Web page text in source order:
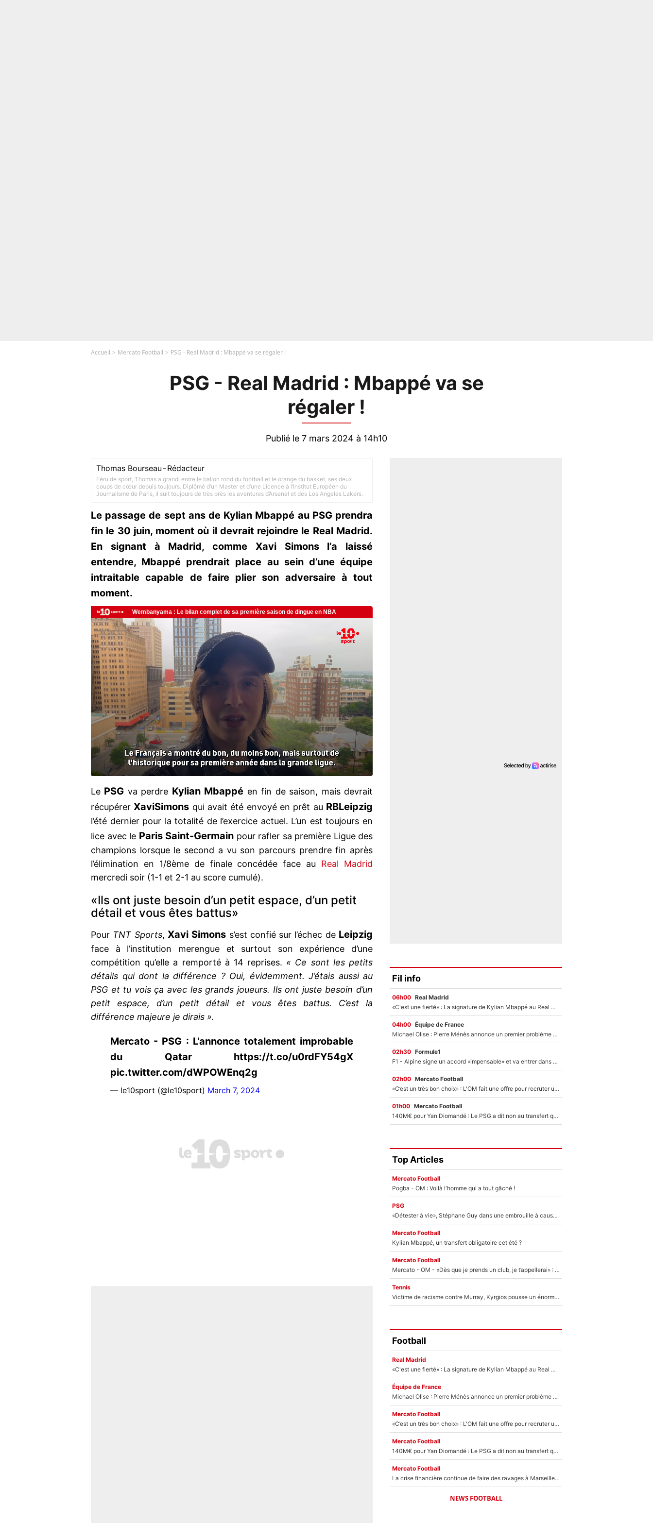
Accueil Mercato Football PSG - Real Madrid : Mbappé va se régaler !
PSG - Real Madrid : Mbappé va se
régaler !
Publié le 7 mars 2024 à 14h10
Thomas Bourseau -Rédacteur
Féru de sport, Thomas a grandi entre le ballon rond du football et le orange du basket, ses deux
coups de cœur depuis toujours. Diplômé d’un Master et d’une Licence à l’Institut Européen du
Journalisme de Paris, il suit toujours de très près les aventures d’Arsenal et des Los Angeles Lakers.
Le passage de sept ans de Kylian Mbappé au PSG prendra
fin le 30 juin, moment où il devrait rejoindre le Real Madrid.
En signant à Madrid, comme Xavi Simons l’a laissé
entendre, Mbappé prendrait place au sein d’une équipe
intraitable capable de faire plier son adversaire à tout
moment.
Le PSG va perdre Kylian Mbappé en fin de saison, mais devrait
récupérerXaviSimons qui avait été envoyé en prêt au RBLeipzig
l’été dernier pour la totalité de l’exercice actuel. L’un est toujours en
lice avec le Paris Saint-Germain pour rafler sa première Ligue des
champions lorsque le second a vu son parcours prendre fin après
l’élimination en 1/8ème de finale concédée face au Real Madrid
mercredi soir (1-1 et 2-1 au score cumulé).
«Ils ont juste besoin d’un petit espace, d’un petit
détail et vous êtes battus»
Pour TNT Sports, Xavi Simons s’est confié sur l’échec de Leipzig
face à l’institution merengue et surtout son expérience d’une
compétition qu’elle a remporté à 14 reprises. « Ce sont les petits
détails qui dont la différence ? Oui, évidemment. J’étais aussi au
PSG et tu vois ça avec les grands joueurs. Ils ont juste besoin d’un
petit espace, d’un petit détail et vous êtes battus. C’est la
différence majeure je dirais ».
Mercato - PSG : L'annonce totalement improbable
du Qatar https://t.co/u0rdFY54gX
pic.twitter.com/dWPOWEnq2g
— le10sport (@le10sport) March 7, 2024
Fil info
06h00 Real Madrid
«C'est une fierté» : La signature de Kylian Mbappé au Real Madrid continue de régaler l'Espagne
04h00 Équipe de France
Michael Olise : Pierre Ménès annonce un premier problème pour Zinedine Zidane en équipe de France
02h30 Formule1
F1 - Alpine signe un accord «impensable» et va entrer dans une nouvelle dimension : Grande nouvelle pour Pierre Gasly !
02h00 Mercato Football
«C’est un très bon choix» : L'OM fait une offre pour recruter un ancien joueur du PSG... et c'est validé dans l'After Foot !
01h00 Mercato Football
140M€ pour Yan Diomandé : Le PSG a dit non au transfert qui bat tous les records sur le mercato
Top Articles
Mercato Football
Pogba - OM : Voilà l'homme qui a tout gâché !
PSG
«Détester à vie», Stéphane Guy dans une embrouille à cause du PSG !
Mercato Football
Kylian Mbappé, un transfert obligatoire cet été ?
Mercato Football
Mercato - OM - «Dès que je prends un club, je t’appellerai» : La promesse de Marcelino au moment de claquer la porte
Tennis
Victime de racisme contre Murray, Kyrgios pousse un énorme coup de gueule !
Football
Real Madrid
«C'est une fierté» : La signature de Kylian Mbappé au Real Madrid continue de régaler l'Espagne
Équipe de France
Michael Olise : Pierre Ménès annonce un premier problème pour Zinedine Zidane en équipe de France
Mercato Football
«C’est un très bon choix» : L'OM fait une offre pour recruter un ancien joueur du PSG... et c'est validé dans l'After Foot !
Mercato Football
140M€ pour Yan Diomandé : Le PSG a dit non au transfert qui bat tous les records sur le mercato
Mercato Football
La crise financière continue de faire des ravages à Marseille : L’OM a placé 12 joueurs sur le marché des transferts… et ça pourrait lui rapporter près de 100M€ !
NEWS FOOTBALL